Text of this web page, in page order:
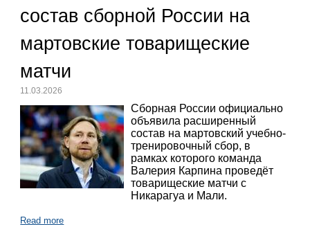
состав сборной России на
мартовские товарищеские
матчи
11.03.2026
Сборная России официально
объявила расширенный
состав на мартовский учебно-
тренировочный сбор, в
рамках которого команда
Валерия Карпина проведёт
товарищеские матчи с
Никарагуа и Мали.
Read more